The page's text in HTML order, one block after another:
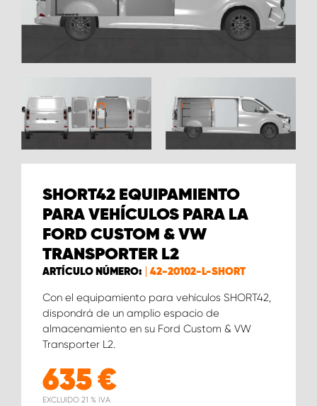
SHORT42 EQUIPAMIENTO
PARA VEHÍCULOS PARA LA
FORD CUSTOM & VW
TRANSPORTER L2
ARTÍCULO NÚMERO: 42-20102-L-SHORT
Con el equipamiento para vehículos SHORT42,
dispondrá de un amplio espacio de
almacenamiento en su Ford Custom & VW
Transporter L2.
635€
EXCLUIDO 21 % IVA